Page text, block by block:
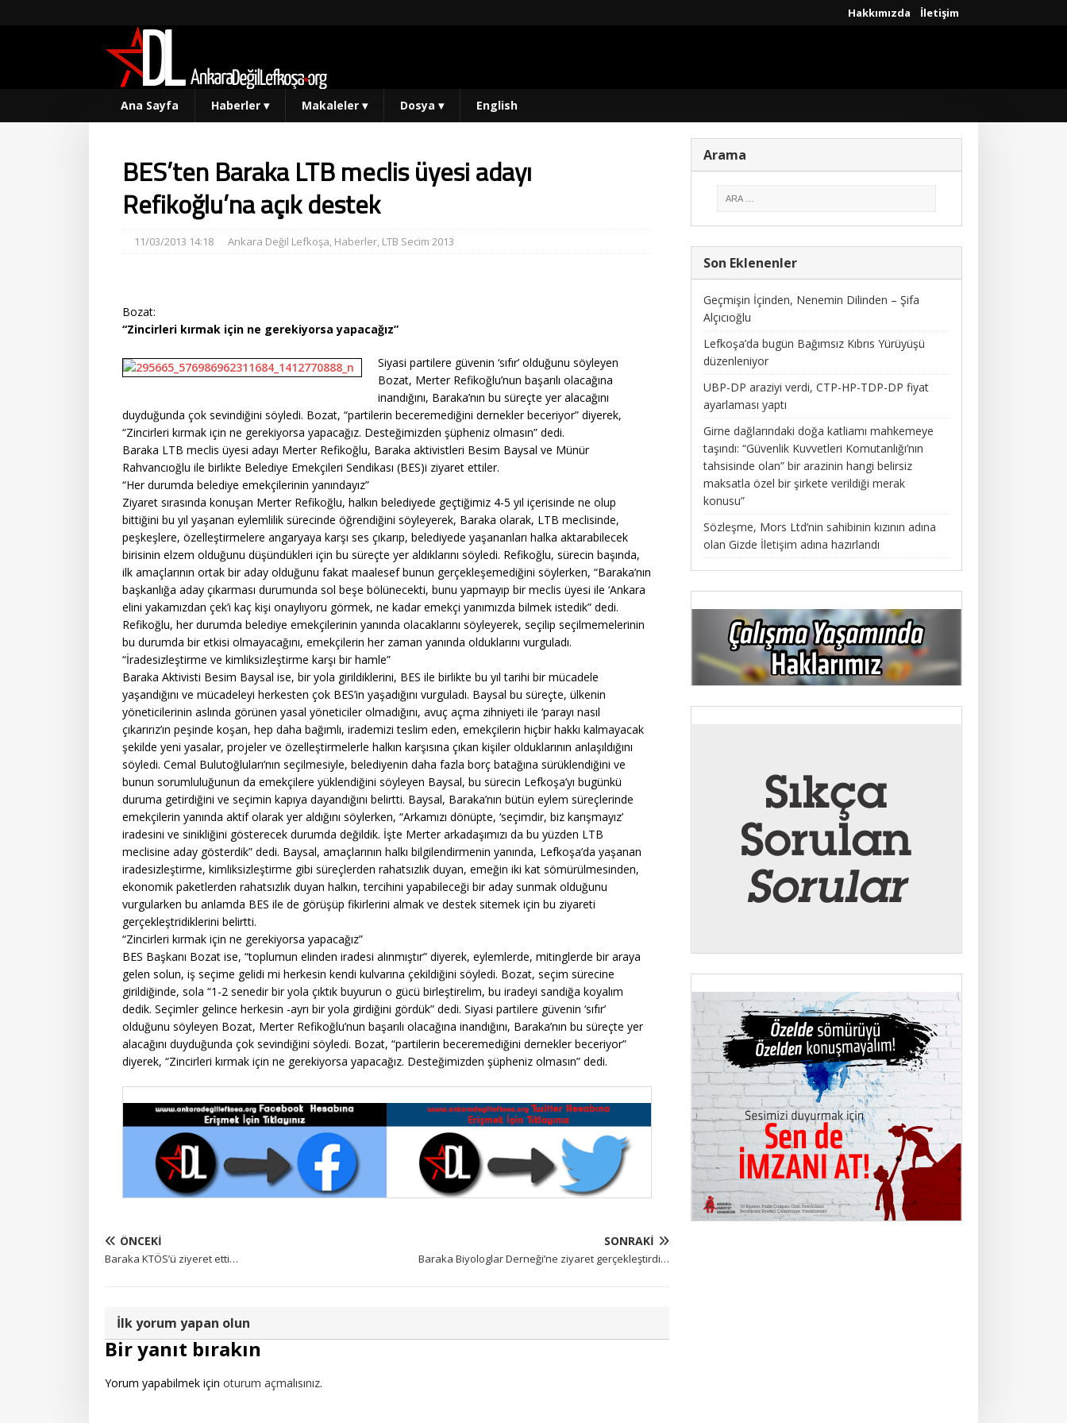
Hakkımızda İletişim
Ana Sayfa Haberler ▾ Makaleler ▾ Dosya ▾ English
BES’ten Baraka LTB meclis üyesi adayı
Refikoğlu’na açık destek
11/03/2013 14:18 Ankara Değil Lefkoşa, Haberler, LTB Secim 2013
Bozat:
“Zincirleri kırmak için ne gerekiyorsa yapacağız”
Siyasi partilere güvenin ‘sıfır’ olduğunu söyleyen
Bozat, Merter Refikoğlu’nun başarılı olacağına
inandığını, Baraka’nın bu süreçte yer alacağını
duyduğunda çok sevindiğini söyledi. Bozat, “partilerin beceremediğini dernekler beceriyor” diyerek,
“Zincirleri kırmak için ne gerekiyorsa yapacağız. Desteğimizden şüpheniz olmasın” dedi.
Baraka LTB meclis üyesi adayı Merter Refikoğlu, Baraka aktivistleri Besim Baysal ve Münür
Rahvancıoğlu ile birlikte Belediye Emekçileri Sendikası (BES)i ziyaret ettiler.
“Her durumda belediye emekçilerinin yanındayız”
Ziyaret sırasında konuşan Merter Refikoğlu, halkın belediyede geçtiğimiz 4-5 yıl içerisinde ne olup
bittiğini bu yıl yaşanan eylemlilik sürecinde öğrendiğini söyleyerek, Baraka olarak, LTB meclisinde,
peşkeşlere, özelleştirmelere angaryaya karşı ses çıkarıp, belediyede yaşananları halka aktarabilecek
birisinin elzem olduğunu düşündükleri için bu süreçte yer aldıklarını söyledi. Refikoğlu, sürecin başında,
ilk amaçlarının ortak bir aday olduğunu fakat maalesef bunun gerçekleşemediğini söylerken, “Baraka’nın
başkanlığa aday çıkarması durumunda sol beşe bölünecekti, bunu yapmayıp bir meclis üyesi ile ‘Ankara
elini yakamızdan çek’i kaç kişi onaylıyoru görmek, ne kadar emekçi yanımızda bilmek istedik” dedi.
Refikoğlu, her durumda belediye emekçilerinin yanında olacaklarını söyleyerek, seçilip seçilmemelerinin
bu durumda bir etkisi olmayacağını, emekçilerin her zaman yanında olduklarını vurguladı.
“İradesizleştirme ve kimliksizleştirme karşı bir hamle”
Baraka Aktivisti Besim Baysal ise, bir yola girildiklerini, BES ile birlikte bu yıl tarihi bir mücadele
yaşandığını ve mücadeleyi herkesten çok BES’in yaşadığını vurguladı. Baysal bu süreçte, ülkenin
yöneticilerinin aslında görünen yasal yöneticiler olmadığını, avuç açma zihniyeti ile ‘parayı nasıl
çıkarırız’ın peşinde koşan, hep daha bağımlı, irademizi teslim eden, emekçilerin hiçbir hakkı kalmayacak
şekilde yeni yasalar, projeler ve özelleştirmelerle halkın karşısına çıkan kişiler olduklarının anlaşıldığını
söyledi. Cemal Bulutoğluları’nın seçilmesiyle, belediyenin daha fazla borç batağına sürüklendiğini ve
bunun sorumluluğunun da emekçilere yüklendiğini söyleyen Baysal, bu sürecin Lefkoşa’yı bugünkü
duruma getirdiğini ve seçimin kapıya dayandığını belirtti. Baysal, Baraka’nın bütün eylem süreçlerinde
emekçilerin yanında aktif olarak yer aldığını söylerken, “Arkamızı dönüpte, ‘seçimdir, biz karışmayız’
iradesini ve sinikliğini gösterecek durumda değildik. İşte Merter arkadaşımızı da bu yüzden LTB
meclisine aday gösterdik” dedi. Baysal, amaçlarının halkı bilgilendirmenin yanında, Lefkoşa’da yaşanan
iradesizleştirme, kimliksizleştirme gibi süreçlerden rahatsızlık duyan, emeğin iki kat sömürülmesinden,
ekonomik paketlerden rahatsızlık duyan halkın, tercihini yapabileceği bir aday sunmak olduğunu
vurgularken bu anlamda BES ile de görüşüp fikirlerini almak ve destek sitemek için bu ziyareti
gerçekleştridiklerini belirtti.
“Zincirleri kırmak için ne gerekiyorsa yapacağız”
BES Başkanı Bozat ise, “toplumun elinden iradesi alınmıştır” diyerek, eylemlerde, mitinglerde bir araya
gelen solun, iş seçime gelidi mi herkesin kendi kulvarına çekildiğini söyledi. Bozat, seçim sürecine
girildiğinde, sola “1-2 senedir bir yola çıktık buyurun o gücü birleştirelim, bu iradeyi sandiğa koyalım
dedik. Seçimler gelince herkesin -ayrı bir yola girdiğini gördük” dedi. Siyasi partilere güvenin ‘sıfır’
olduğunu söyleyen Bozat, Merter Refikoğlu’nun başarılı olacağına inandığını, Baraka’nın bu süreçte yer
alacağını duyduğunda çok sevindiğini söyledi. Bozat, “partilerin beceremediğini dernekler beceriyor”
diyerek, “Zincirleri kırmak için ne gerekiyorsa yapacağız. Desteğimizden şüpheniz olmasın” dedi.
ÖNCEKI
Baraka KTÖS’ü ziyeret etti…
SONRAKI
Baraka Biyologlar Derneği’ne ziyaret gerçekleştirdi…
İlk yorum yapan olun
Bir yanıt bırakın
Yorum yapabilmek için oturum açmalısınız.
Arama
Son Eklenenler
Geçmişin İçinden, Nenemin Dilinden – Şifa
Alçıcıoğlu
Lefkoşa’da bugün Bağımsız Kıbrıs Yürüyüşü
düzenleniyor
UBP-DP araziyi verdi, CTP-HP-TDP-DP fiyat
ayarlaması yaptı
Girne dağlarındaki doğa katliamı mahkemeye
taşındı: “Güvenlik Kuvvetleri Komutanlığı’nın
tahsisinde olan” bir arazinin hangi belirsiz
maksatla özel bir şirkete verildiği merak
konusu”
Sözleşme, Mors Ltd’nin sahibinin kızının adına
olan Gizde İletişim adına hazırlandı